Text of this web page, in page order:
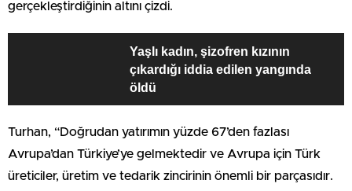
gerçekleştirdiğinin altını çizdi.
Yaşlı kadın, şizofren kızının
çıkardığı iddia edilen yangında
öldü
Turhan, “Doğrudan yatırımın yüzde 67’den fazlası
Avrupa’dan Türkiye’ye gelmektedir ve Avrupa için Türk
üreticiler, üretim ve tedarik zincirinin önemli bir parçasıdır.